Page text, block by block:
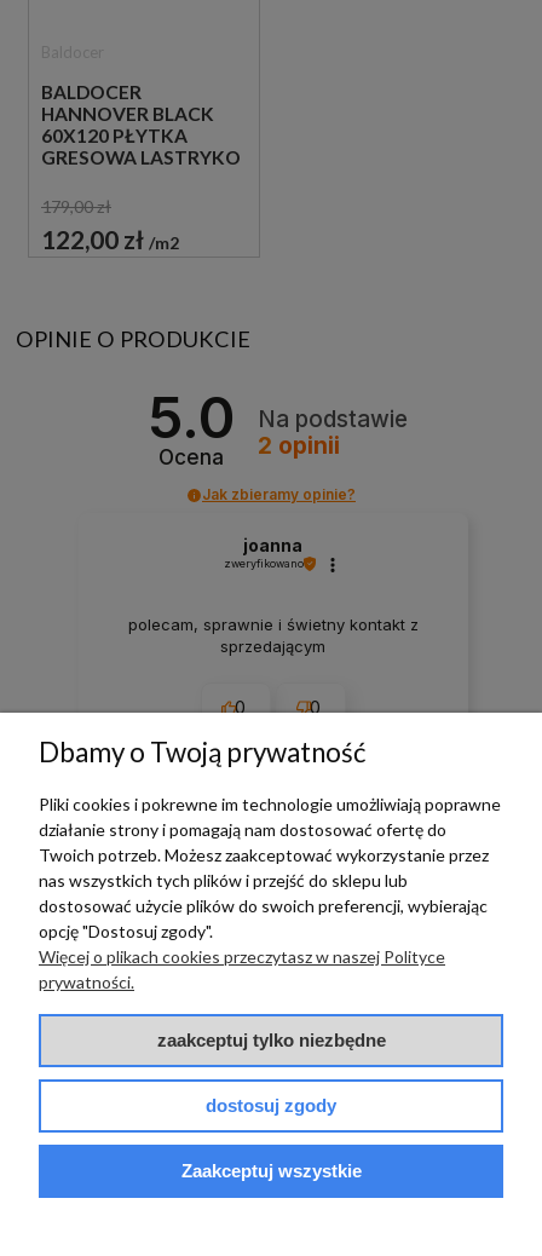
BALDOCER
HANNOVER BLACK
60X120 PŁYTKA
GRESOWA LASTRYKO
179,00 zł
122,00 zł m2
OPINIE O PRODUKCIE
5.0
Ocena
Na podstawie
2 opinii
Jak zbieramy opinie?
joanna
zweryfikowano
polecam, sprawnie i świetny kontakt z
sprzedającym
0 0
2022-01-19
zebranych i zweryfikowanych przez
TERRADECO
BAZA WIEDZY
PŁATNOŚCI I DOSTAWA
POMOC
Dbamy o Twoją prywatność
Pliki cookies i pokrewne im technologie umożliwiają poprawne
działanie strony i pomagają nam dostosować ofertę do
Twoich potrzeb. Możesz zaakceptować wykorzystanie przez
nas wszystkich tych plików i przejść do sklepu lub
dostosować użycie plików do swoich preferencji, wybierając
opcję "Dostosuj zgody".
Więcej o plikach cookies przeczytasz w naszej Polityce
prywatności.
zaakceptuj tylko niezbędne
dostosuj zgody
Zaakceptuj wszystkie